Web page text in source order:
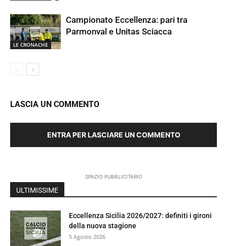
LE CRONACHE
Campionato Eccellenza: pari tra
Parmonval e Unitas Sciacca
LASCIA UN COMMENTO
ENTRA PER LASCIARE UN COMMENTO
SPAZIO PUBBLICITARIO
ULTIMISSIME
Eccellenza Sicilia 2026/2027: definiti i gironi
della nuova stagione
5 Agosto 2026